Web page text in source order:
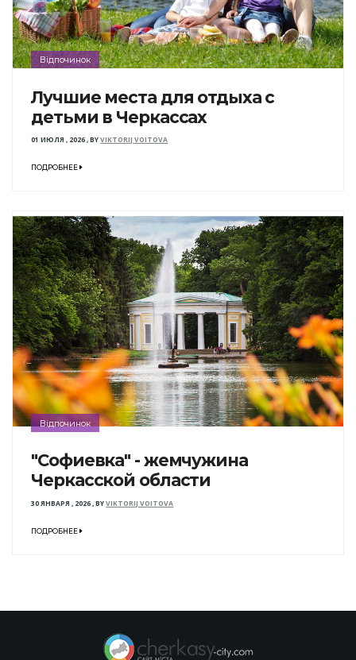
Відпочинок
Лучшие места для отдыха с
детьми в Черкассах
01 ИЮЛЯ , 2026,BYVIKTORIJ VOITOVA
ПОДРОБНЕЕ
Відпочинок
"Софиевка" - жемчужина
Черкасской области
30 ЯНВАРЯ , 2026,BYVIKTORIJ VOITOVA
ПОДРОБНЕЕ